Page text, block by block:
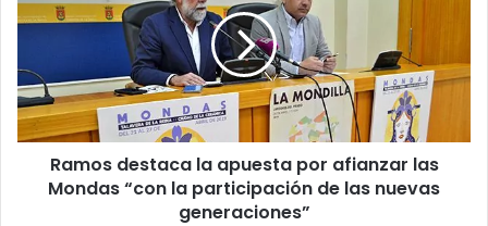
e
l
o
s
p
o
d
e
s
t
Ramos destaca la apuesta por afianzar las
Mondas “con la participación de las nuevas
generaciones”